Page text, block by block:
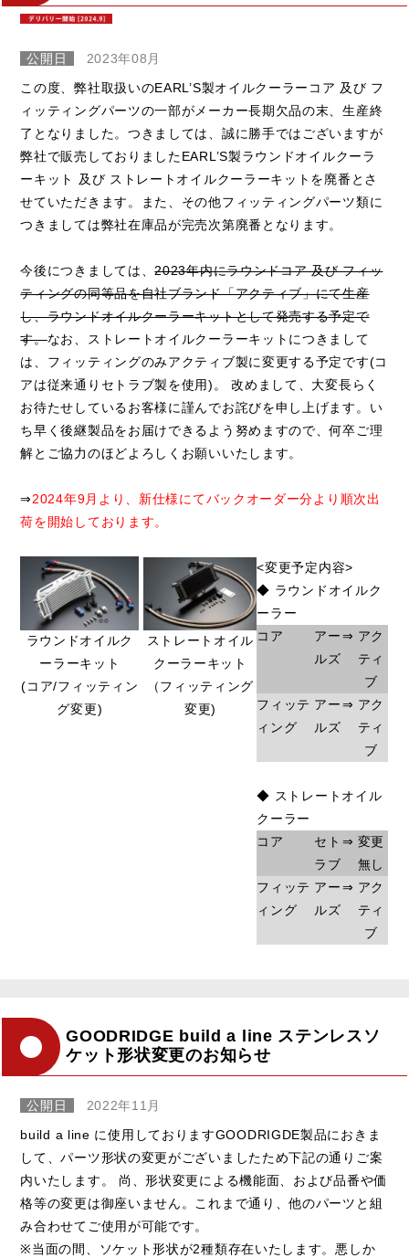
公開日
2023年08月
この度、弊社取扱いのEARL’S製オイルクーラーコア 及び フ
ィッティングパーツの一部がメーカー長期欠品の末、生産終
了となりました。つきましては、誠に勝手ではございますが
弊社で販売しておりましたEARL’S製ラウンドオイルクーラ
ーキット 及び ストレートオイルクーラーキットを廃番とさ
せていただきます。また、その他フィッティングパーツ類に
つきましては弊社在庫品が完売次第廃番となります。
今後につきましては、2023年内にラウンドコア 及び フィッ
ティングの同等品を自社ブランド「アクティブ」にて生産
し、ラウンドオイルクーラーキットとして発売する予定で
す。なお、ストレートオイルクーラーキットにつきまして
は、フィッティングのみアクティブ製に変更する予定です(コ
アは従来通りセトラブ製を使用)。 改めまして、大変長らく
お待たせしているお客様に謹んでお詫びを申し上げます。い
ち早く後継製品をお届けできるよう努めますので、何卒ご理
解とご協力のほどよろしくお願いいたします。
⇒2024年9月より、新仕様にてバックオーダー分より順次出
荷を開始しております。
ラウンドオイルク
ーラーキット
(コア/フィッティン
グ変更)
ストレートオイル
クーラーキット
（フィッティング
変更)
<変更予定内容>
◆ ラウンドオイルク
ーラー
コア
アー
ルズ
⇒ アク
ティ
ブ
フィッテ
ィング
アー
ルズ
⇒ アク
ティ
ブ
◆ ストレートオイル
クーラー
コア
セト
ラブ
⇒ 変更
無し
フィッテ
ィング
アー
ルズ
⇒ アク
ティ
ブ
GOODRIDGE build a line ステンレスソ
ケット形状変更のお知らせ
公開日
2022年11月
build a line に使用しておりますGOODRIGDE製品におきま
して、パーツ形状の変更がございましたため下記の通りご案
内いたします。 尚、形状変更による機能面、および品番や価
格等の変更は御座いません。これまで通り、他のパーツと組
み合わせてご使用が可能です。
※当面の間、ソケット形状が2種類存在いたします。悪しか